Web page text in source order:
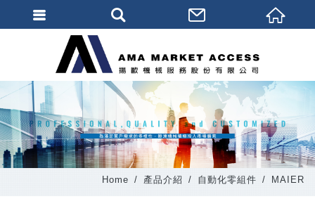
Home 產品介紹 自動化零組件 MAIER
會員登入(燈箱)
加入會員
忘記密碼
密碼修改
訂單查詢